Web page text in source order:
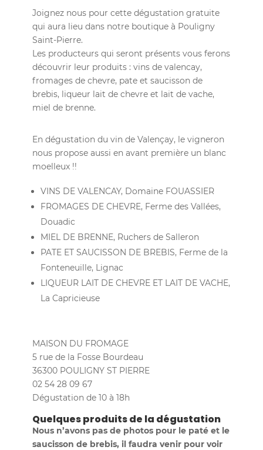
Joignez nous pour cette dégustation gratuite
qui aura lieu dans notre boutique à Pouligny
Saint-Pierre.
Les producteurs qui seront présents vous ferons
découvrir leur produits : vins de valencay,
fromages de chevre, pate et saucisson de
brebis, liqueur lait de chevre et lait de vache,
miel de brenne.
En dégustation du vin de Valençay, le vigneron
nous propose aussi en avant première un blanc
moelleux !!
VINS DE VALENCAY, Domaine FOUASSIER
FROMAGES DE CHEVRE, Ferme des Vallées,
Douadic
MIEL DE BRENNE, Ruchers de Salleron
PATE ET SAUCISSON DE BREBIS, Ferme de la
Fonteneuille, Lignac
LIQUEUR LAIT DE CHEVRE ET LAIT DE VACHE,
La Capricieuse
MAISON DU FROMAGE
5 rue de la Fosse Bourdeau
36300 POULIGNY ST PIERRE
02 54 28 09 67
Dégustation de 10 à 18h
Quelques produits de la dégustation
Nous n’avons pas de photos pour le paté et le
saucisson de brebis, il faudra venir pour voir